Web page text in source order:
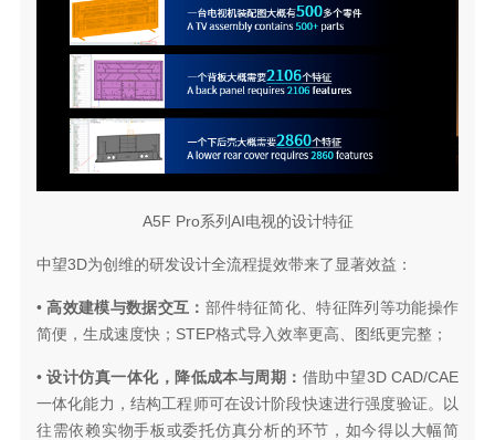
A5F Pro系列AI电视的设计特征
中望3D为创维的研发设计全流程提效带来了显著效益：
•高效建模与数据交互： 部件特征简化、特征阵列等功能操作
简便，生成速度快；STEP格式导入效率更高、图纸更完整；
•设计仿真一体化，降低成本与周期： 借助中望3D CAD/CAE
一体化能力，结构工程师可在设计阶段快速进行强度验证。以
往需依赖实物手板或委托仿真分析的环节，如今得以大幅简